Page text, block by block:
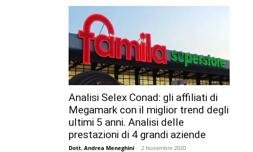
Analisi Selex Conad: gli affiliati di
Megamark con il miglior trend degli
ultimi 5 anni. Analisi delle
prestazioni di 4 grandi aziende
Dott. Andrea Meneghini - 2 Novembre 2020